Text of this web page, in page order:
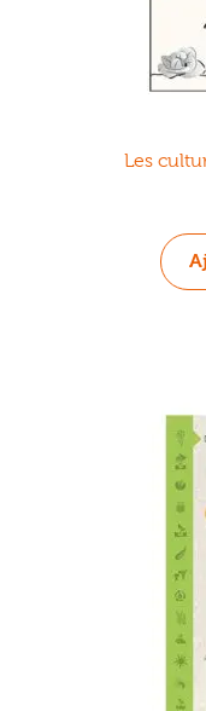
Les